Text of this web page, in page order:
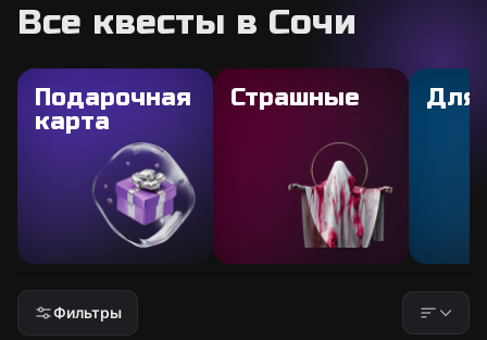
Все квесты в Сочи
Подарочная
карта
Страшные Для
Фильтры